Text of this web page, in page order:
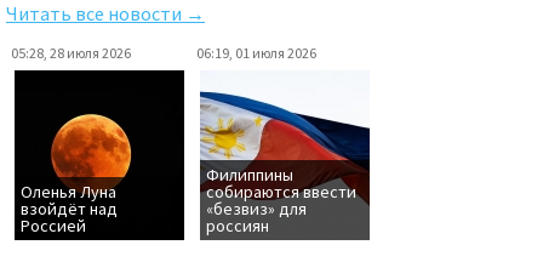
Читать все новости →
05:28, 28 июля 2026
Оленья Луна
взойдёт над
Россией
06:19, 01 июля 2026
Филиппины
собираются ввести
«безвиз» для
россиян